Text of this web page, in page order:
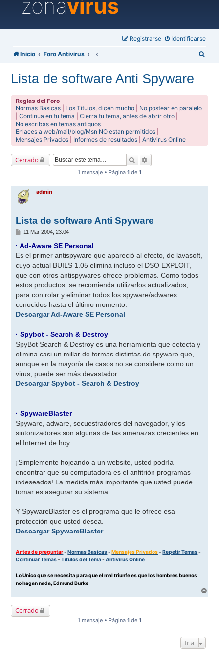
zonavirus
Identificarse
Registrarse
Inicio Foro Antivirus
Lista de software Anti Spyware
Reglas del Foro
Normas Basicas
Los Titulos, dicen mucho
No postear en paralelo
|Continua en tu tema |Cierra tu tema, antes de abrir otro
No escribas en temas antiguos
Enlaces a web/mail/blog/Msn NO estan permitidos
Mensajes Privados
Informes de resultados |Antivirus Online
Cerrado Buscar
1 mensaje • Página 1 de 1
admin
Lista de software Anti Spyware
M
n
a
j
e
11 Mar 2004, 23:04
· Ad-Aware SE Personal
Es el primer antispyware que apareció al efecto, de lavasoft,
cuyo actual BUILS 1.05 elimina incluso el DSO EXPLOIT,
que con otros antispywares ofrece problemas. Como todos
estos productos, se recomienda utilizarlos actualizados,
para controlar y eliminar todos los spyware/adwares
conocidos hasta el último momento:
Descargar Ad-Aware SE Personal
· Spybot - Search & Destroy
SpyBot Search & Destroy es una herramienta que detecta y
elimina casi un millar de formas distintas de spyware que,
aunque en la mayoría de casos no se considere como un
virus, puede ser más devastador.
Descargar Spybot - Search & Destroy
· SpywareBlaster
Spyware, adware, secuestradores del navegador, y los
sintonizadores son algunas de las amenazas crecientes en
el Internet de hoy.
¡Simplemente hojeando a un website, usted podría
encontrar que su computadora es el anfitrión programas
indeseados! La medida más importante que usted puede
tomar es asegurar su sistema.
Y SpywareBlaster es el programa que le ofrece esa
protección que usted desea.
Descargar SpywareBlaster
Antes de preguntar-Normas Basicas-Mensajes Privados-Repetir Temas-
Continuar Temas-Titulos del Tema-Antivirus Online
Lo Unico que se necesita para que el mal triunfe es que los hombres buenos
no hagan nada, Edmund Burke
r
Cerrado
1 mensaje • Página 1 de 1
Ir a